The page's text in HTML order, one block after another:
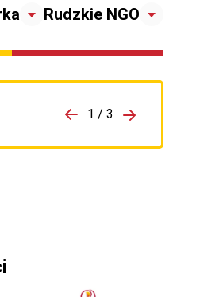
Rudzkie NGO
1 / 3
Przejdź do